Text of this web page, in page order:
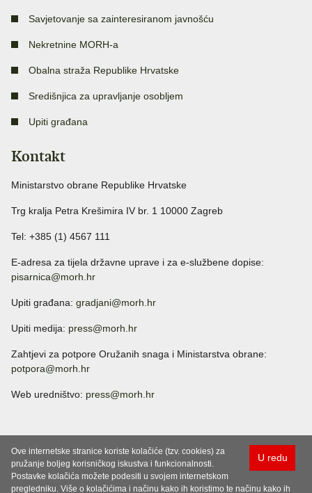
Savjetovanje sa zainteresiranom javnošću
Nekretnine MORH-a
Obalna straža Republike Hrvatske
Središnjica za upravljanje osobljem
Upiti građana
Kontakt
Ministarstvo obrane Republike Hrvatske
Trg kralja Petra Krešimira IV br. 1 10000 Zagreb
Tel: +385 (1) 4567 111
E-adresa za tijela državne uprave i za e-službene dopise:
pisarnica@morh.hr
Upiti građana: gradjani@morh.hr
Upiti medija: press@morh.hr
Zahtjevi za potpore Oružanih snaga i Ministarstva obrane:
potpora@morh.hr
Web uredništvo: press@morh.hr
U redu
Ove internetske stranice koriste kolačiće (tzv. cookies) za
pružanje boljeg korisničkog iskustva i funkcionalnosti.
Postavke kolačića možete podesiti u svojem internetskom
pregledniku. Više o kolačićima i načinu kako ih koristimo te načinu kako ih